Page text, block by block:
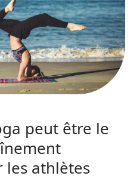
peut être le
athlètes